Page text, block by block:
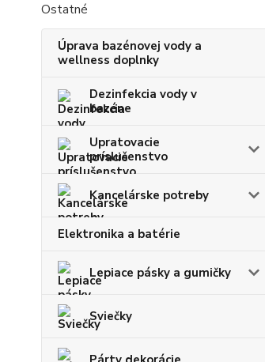
Ostatné
Úprava bazénovej vody a
wellness doplnky
Dezinfekcia vody v
bazéne
Upratovacie
príslušenstvo
Kancelárske potreby
Elektronika a batérie
Lepiace pásky a gumičky
Sviečky